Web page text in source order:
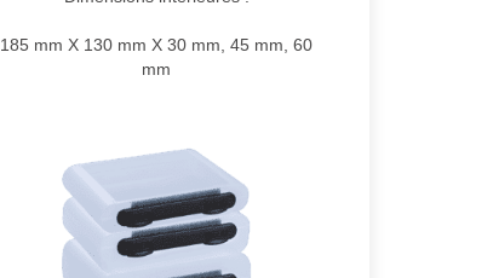
185 mm X 130 mm X 30 mm, 45 mm, 60
mm